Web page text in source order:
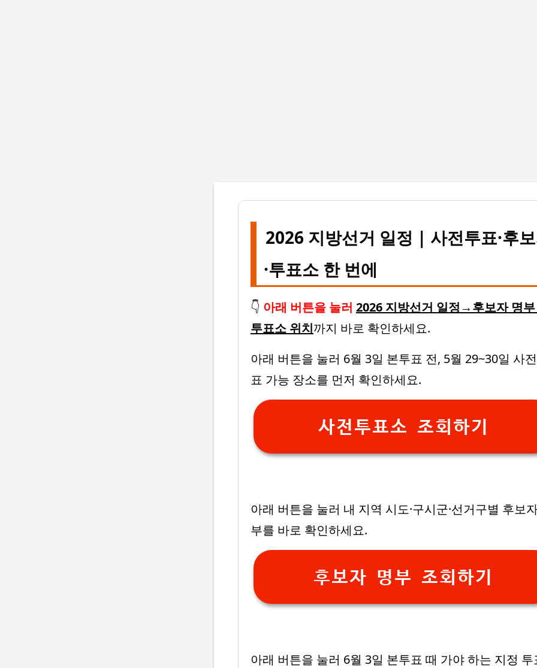
2026 지방선거 일정 | 사전투표·후
·투표소 한 번에
👇 아래 버튼을 눌러 2026 지방선거 일정→후보자 명
투표소 위치까지 바로 확인하세요.
아래 버튼을 눌러 6월 3일 본투표 전, 5월 29~30일 사
표 가능 장소를 먼저 확인하세요.
사전투표소 조회하기
아래 버튼을 눌러 내 지역 시도·구시군·선거구별 후보
부를 바로 확인하세요.
후보자 명부 조회하기
아래 버튼을 눌러 6월 3일 본투표 때 가야 하는 지정 투